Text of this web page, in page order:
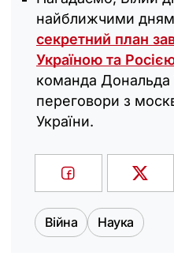
найближчими
секретний план
Україною та
команда Дональда
переговори з
України.
Війна Наука